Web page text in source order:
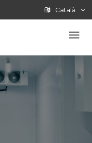
Català